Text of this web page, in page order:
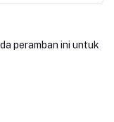
peramban ini untuk